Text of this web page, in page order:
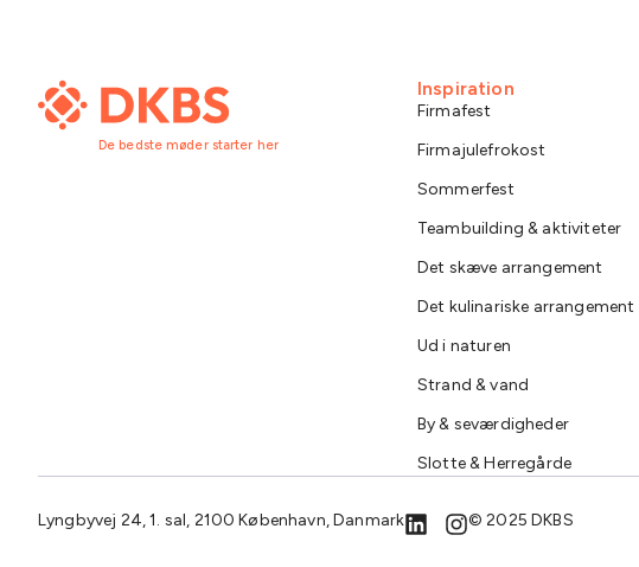
De bedste møder starter her
Inspiration
Firmafest
Firmajulefrokost
Sommerfest
Teambuilding & aktiviteter
Det skæve arrangement
Det kulinariske arrangement
Ud i naturen
Strand & vand
By & seværdigheder
Slotte & Herregårde
Lyngbyvej 24, 1. sal, 2100 København, Danmark © 2025 DKBS